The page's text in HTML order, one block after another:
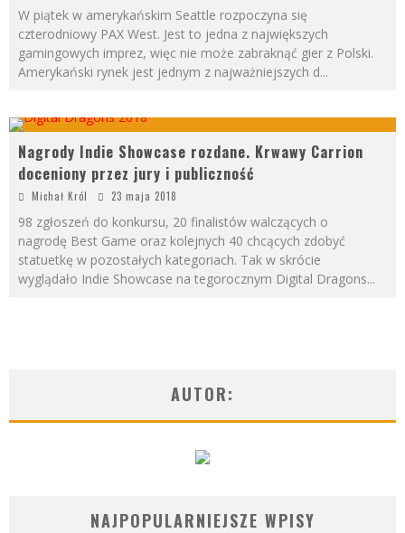
W piątek w amerykańskim Seattle rozpoczyna się
czterodniowy PAX West. Jest to jedna z największych
gamingowych imprez, więc nie może zabraknąć gier z Polski.
Amerykański rynek jest jednym z najważniejszych d...
Nagrody Indie Showcase rozdane. Krwawy Carrion
doceniony przez jury i publiczność
Michał Król 23 maja 2018
98 zgłoszeń do konkursu, 20 finalistów walczących o
nagrodę Best Game oraz kolejnych 40 chcących zdobyć
statuetkę w pozostałych kategoriach. Tak w skrócie
wyglądało Indie Showcase na tegorocznym Digital Dragons...
AUTOR:
NAJPOPULARNIEJSZE WPISY